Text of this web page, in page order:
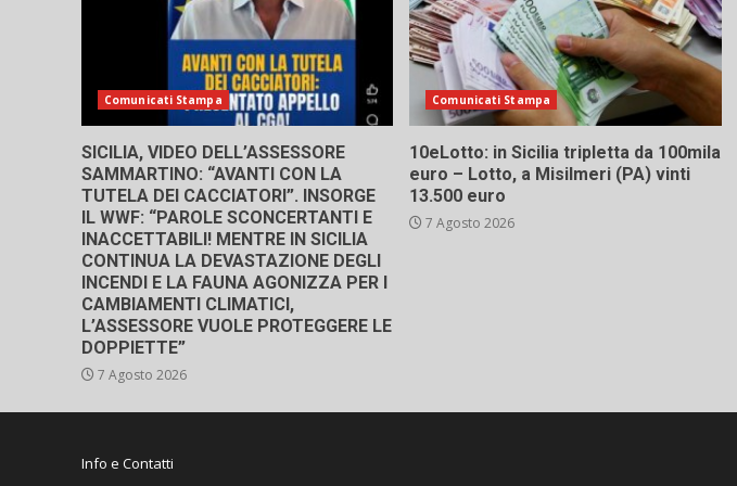
Comunicati Stampa
SICILIA, VIDEO DELL’ASSESSORE
SAMMARTINO: “AVANTI CON LA
TUTELA DEI CACCIATORI”. INSORGE
IL WWF: “PAROLE SCONCERTANTI E
INACCETTABILI! MENTRE IN SICILIA
CONTINUA LA DEVASTAZIONE DEGLI
INCENDI E LA FAUNA AGONIZZA PER I
CAMBIAMENTI CLIMATICI,
L’ASSESSORE VUOLE PROTEGGERE LE
DOPPIETTE”
7 Agosto 2026
Comunicati Stampa
10eLotto: in Sicilia tripletta da 100mila
euro – Lotto, a Misilmeri (PA) vinti
13.500 euro
7 Agosto 2026
Info e Contatti